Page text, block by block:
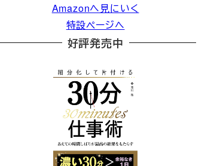
Amazonへ見にいく
特設ページへ
好評発売中